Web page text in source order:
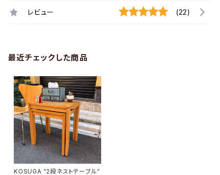
レビュー (22)
最近チェックした商品
KOSUGA "2段ネストテーブル"